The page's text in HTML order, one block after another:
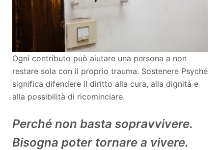
Ogni contributo può aiutare una persona a non
restare sola con il proprio trauma. Sostenere Psyché
significa difendere il diritto alla cura, alla dignità e
alla possibilità di ricominciare.
Perché non basta sopravvivere.
Bisogna poter tornare a vivere.